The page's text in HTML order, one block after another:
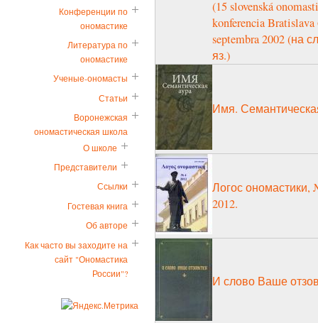
(15 slovenská
konferencia Bratislava
septembra 2002 (на
яз.)
Имя.
Логос ономастики,
2012.
И слово Ваше
Конференции по
ономастике
Литература по
ономастике
Ученые-ономасты
Статьи
Воронежская
ономастическая школа
О школе
Представители
Ссылки
Гостевая книга
Об авторе
Как часто вы заходите на
сайт "Ономастика
России"?